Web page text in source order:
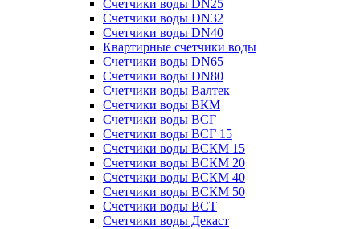
Счетчики воды DN25
Счетчики воды DN32
Счетчики воды DN40
Квартирные счетчики воды
Счетчики воды DN65
Счетчики воды DN80
Счетчики воды Валтек
Счетчики воды ВКМ
Счетчики воды ВСГ
Счетчики воды ВСГ 15
Счетчики воды ВСКМ 15
Счетчики воды ВСКМ 20
Счетчики воды ВСКМ 40
Счетчики воды ВСКМ 50
Счетчики воды ВСТ
Счетчики воды Декаст